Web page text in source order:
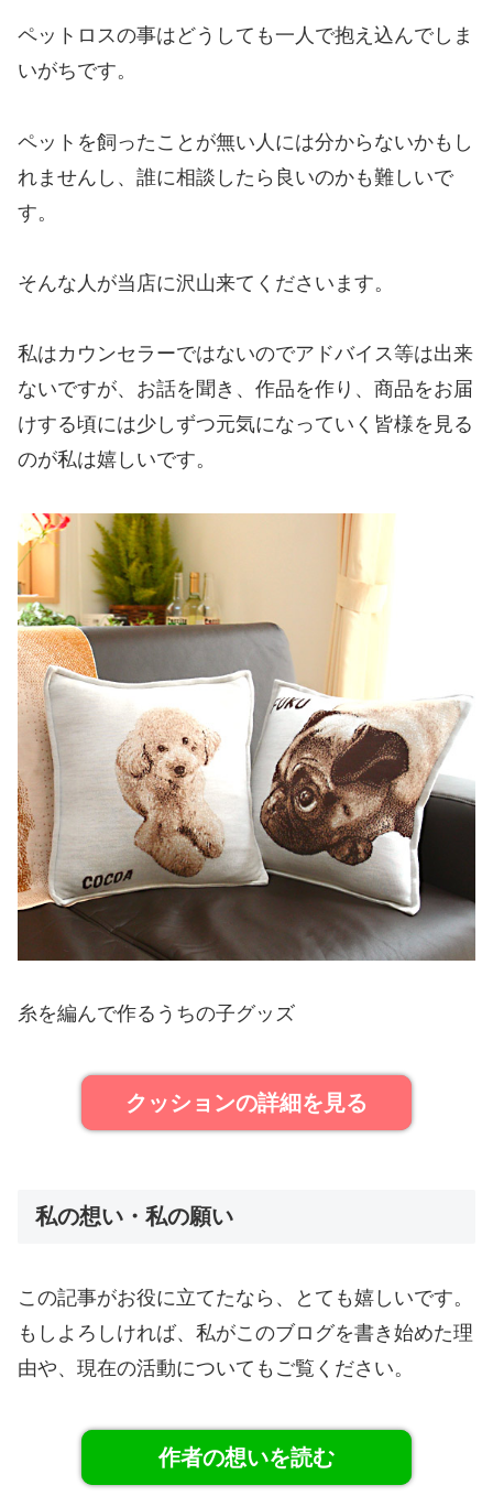
ペットロスの事はどうしても一人で抱え込んでしま
いがちです。
ペットを飼ったことが無い人には分からないかもし
れませんし、誰に相談したら良いのかも難しいで
す。
そんな人が当店に沢山来てくださいます。
私はカウンセラーではないのでアドバイス等は出来
ないですが、お話を聞き、作品を作り、商品をお届
けする頃には少しずつ元気になっていく皆様を見る
のが私は嬉しいです。
糸を編んで作るうちの子グッズ
クッションの詳細を見る
私の想い・私の願い
この記事がお役に立てたなら、とても嬉しいです。
もしよろしければ、私がこのブログを書き始めた理
由や、現在の活動についてもご覧ください。
作者の想いを読む